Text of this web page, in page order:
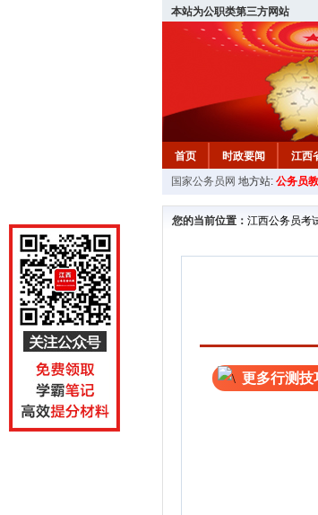
本站为公职类第三方网站
首页 时政要闻 江西
教材中心
国家公务员网 地方站: 公务员
您的当前位置： 江西公务员考
更多行测技